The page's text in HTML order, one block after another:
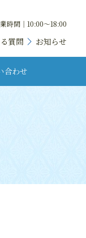
時間｜10:00～18:00
質問 お知らせ
合わせ